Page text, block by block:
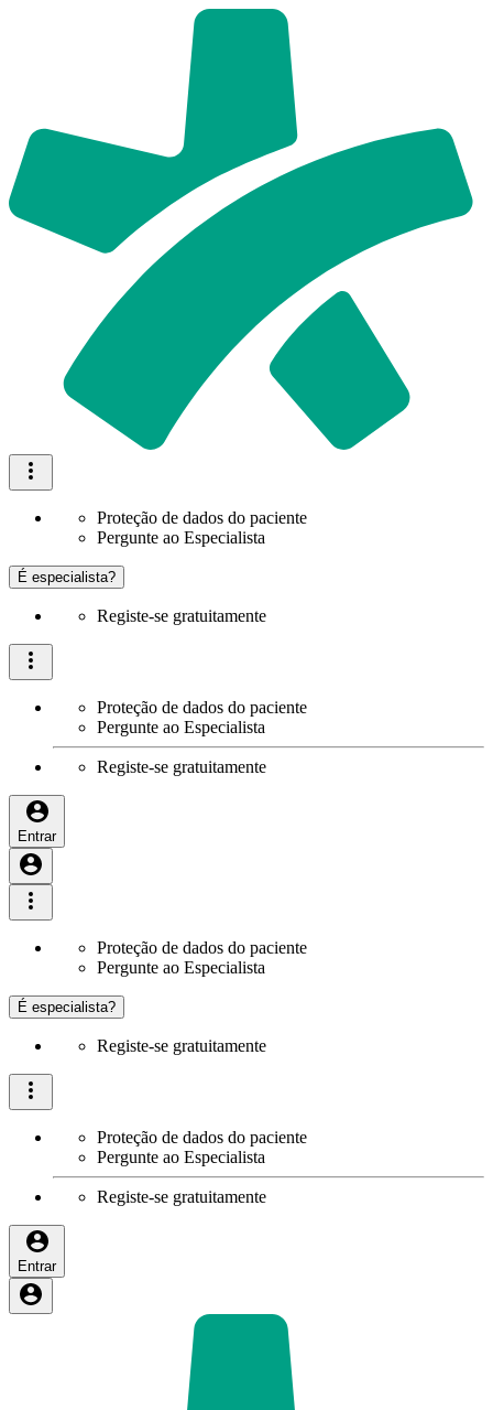
Proteção de dados do paciente
Pergunte ao Especialista
É especialista?
Registe-se gratuitamente
Proteção de dados do paciente
Pergunte ao Especialista
Registe-se gratuitamente
Entrar
Proteção de dados do paciente
Pergunte ao Especialista
É especialista?
Registe-se gratuitamente
Proteção de dados do paciente
Pergunte ao Especialista
Registe-se gratuitamente
Entrar